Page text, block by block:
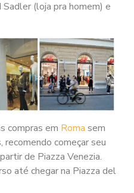
(loja pra homem) e
compras em Roma sem
começar seu
de Piazza Venezia.
até chegar na Piazza del